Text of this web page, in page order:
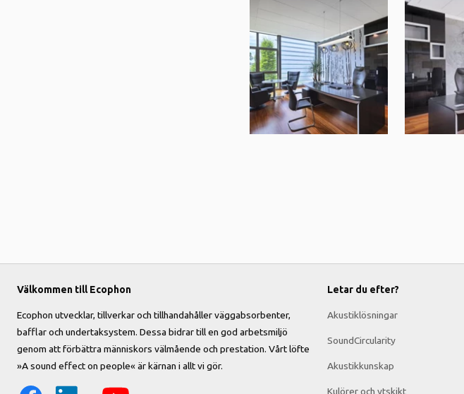
Välkommen till Ecophon
Ecophon utvecklar, tillverkar och tillhandahåller väggabsorbenter,
bafflar och undertaksystem. Dessa bidrar till en god arbetsmiljö
genom att förbättra människors välmående och prestation. Vårt löfte
»A sound effect on people« är kärnan i allt vi gör.
Letar du efter?
Akustiklösningar
SoundCircularity
Akustikkunskap
Kulörer och ytskikt